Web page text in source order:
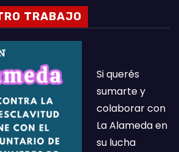
TRABAJO
Si querés
sumarte y
colaborar con
La Alameda en
su lucha